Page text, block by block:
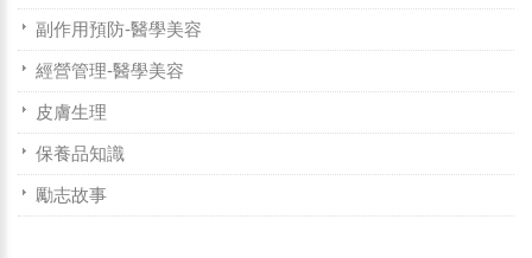
副作用預防-醫學美容
經營管理-醫學美容
皮膚生理
保養品知識
勵志故事